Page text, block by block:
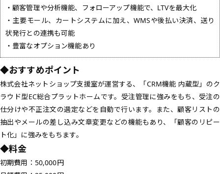
・顧客管理や分析機能、フォローアップ機能で、LTVを最大化
・主要モール、カートシステムに加え、WMSや後払い決済、送り
状発行との連携も可能
・豊富なオプション機能あり
◆おすすめポイント
株式会社ネットショップ支援室が運営する、「CRM機能 内蔵型」のク
ラウド型EC総合プラットホームです。受注管理に強みをもち、受注の
仕分けや不正注文の選定などを自動で行います。また、顧客リストの
抽出やメールの差し込み文章変更などの機能もあり、「顧客のリピー
ト化」に強みをもちます。
◆料金
初期費用：50,000円